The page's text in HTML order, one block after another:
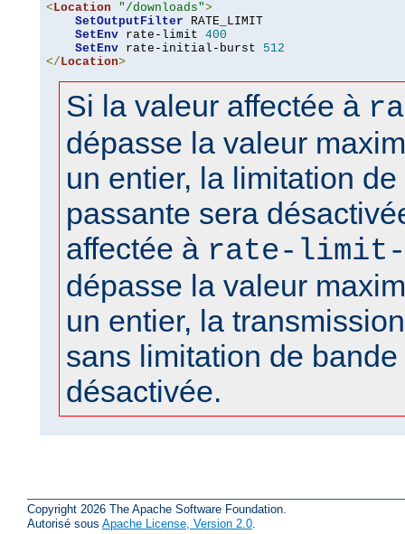
<Location "/downloads">
SetOutputFilter RATE_LIMIT
SetEnv rate-limit 400
SetEnv rate-initial-burst 512
</Location>
Si la valeur affectée à
dépasse la valeur
un entier, la limitation
passante sera
affectée à rate-
dépasse la valeur
un entier, la
sans limitation de
désactivée.
Copyright 2026 The Apache Software Foundation.
Autorisé sous Apache License, Version 2.0